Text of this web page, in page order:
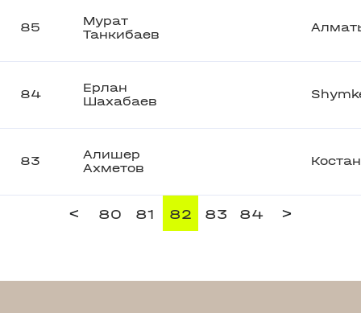
85
Мурат
Танкибаев
84
Ерлан
Шахабаев
83
Алишер
Ахметов
< 80 81 82 83 84 >